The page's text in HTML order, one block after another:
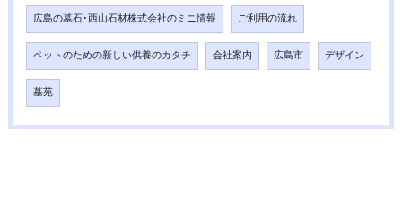
広島の墓石･西山石材株式会社のミニ情報 ご利用の流れ
ペットのための新しい供養のカタチ 会社案内 広島市 デザイン
墓苑